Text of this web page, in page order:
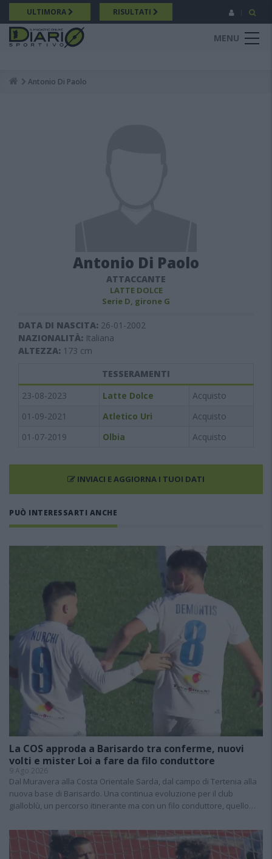
Salta
al
contenuto
principale
ULTIMORA RISULTATI
MENU
Breadcrumb
Antonio Di Paolo
Antonio Di Paolo
ATTACCANTE
LATTE DOLCE
Serie D, girone G
DATA DI NASCITA: 26-01-2002
NAZIONALITÀ: Italiana
ALTEZZA: 173 cm
TESSERAMENTI
23-08-2023
Latte Dolce
Acquisto
01-09-2021
Atletico Uri
Acquisto
01-07-2019
Olbia Acquisto
INVIACI E AGGIORNA I TUOI DATI
PUÒ INTERESSARTI ANCHE
La COS approda a Barisardo tra conferme, nuovi
volti e mister Loi a fare da filo conduttore
9 Ago 2026
Dal Muravera alla Costa Orientale Sarda, dal campo di Tertenia alla
nuova base di Barisardo. Una continua evoluzione per il club
gialloblù, un percorso itinerante ma con un filo conduttore, quello…